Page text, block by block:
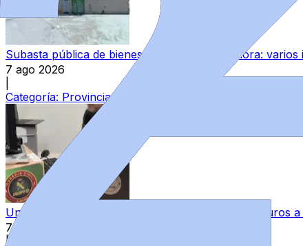
Subasta pública de bienes del Estado en Zamora:
7 ago 2026
Categoría: Provincia
Una mujer investigada por estafar más de 4.200 euros a
7 ago 2026
|